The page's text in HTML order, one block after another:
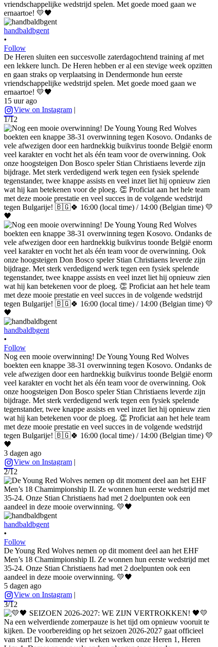
handbaldbgent
•
Follow
De Heren sluiten een succesvolle zaterdagochtend training af met
een lekkere lunch. De Heren hebben er al een stevige week opzitten
en gaan straks op verplaatsing in Dendermonde hun eerste
vriendschappelijke wedstrijd spelen. Met goede moed gaan we
ernaartoe! 💛🖤
15 uur ago
View on Instagram |
1/12
handbaldbgent
•
Follow
Nog een mooie overwinning! De Young Young Red Wolves
boekten een knappe 38-31 overwinning tegen Kosovo. Ondanks de
vele afwezigen door een hardnekkig buikvirus toonde België enorm
veel karakter en vocht het als één team voor de overwinning. Ook
onze hoogsteigen Don Bosco speler Stian Christiaens leverde zijn
bijdrage. Met sterk verdedigend werk tegen een fysiek spelende
tegenstander, twee knappe assists en veel inzet liet hij opnieuw zien
wat hij kan betekenen voor de ploeg. 👏 Proficiat aan het hele team
met deze mooie prestatie en veel succes in de volgende wedstrijd
tegen Bulgarije! 🇧🇬🍀 16:00 (local time) / 14:00 (Belgian time) 💛
🖤
3 dagen ago
View on Instagram |
2/12
handbaldbgent
•
Follow
De Young Red Wolves nemen op dit moment deel aan het EHF
Men’s 18 Chamimpionship II. Ze wonnen hun eerste wedstrijd met
35-24. Onze Stian Christiaens had met 2 doelpunten ook een
aandeel in deze mooie overwinning. 💛🖤
5 dagen ago
View on Instagram |
3/12